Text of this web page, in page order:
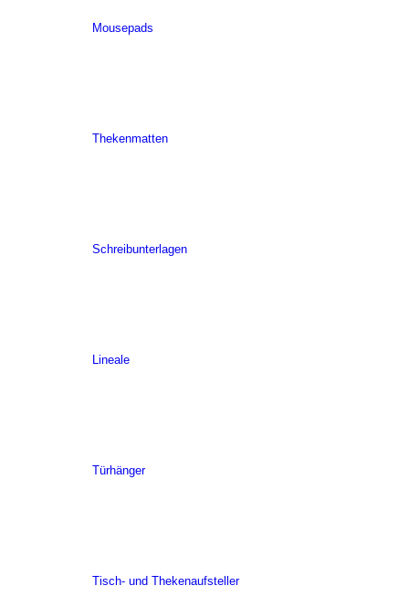
Mousepads
Thekenmatten
Schreibunterlagen
Lineale
Türhänger
Tisch- und Thekenaufsteller